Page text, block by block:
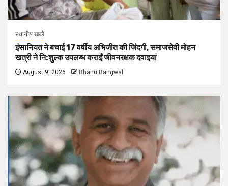
स्थानीय खबरें
इंसानियत ने बचाई 17 वर्षीय अभिजीत की जिंदगी, समाजसेवी मोहन
खत्री ने नि:शुल्क उपलब्ध कराईं जीवनरक्षक दवाइयां
August 9, 2026 Bhanu Bangwal